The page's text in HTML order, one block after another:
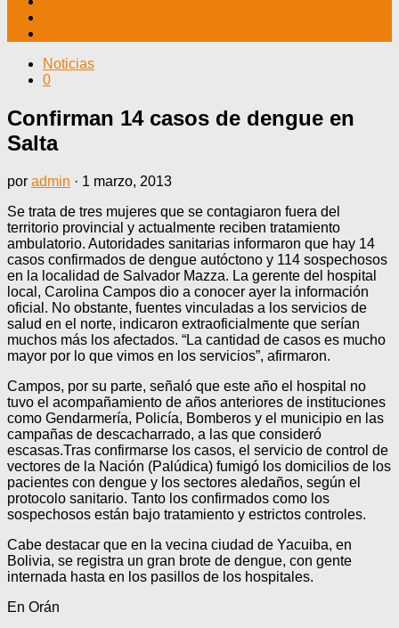
Noticias
0
Confirman 14 casos de dengue en
Salta
por admin · 1 marzo, 2013
Se trata de tres mujeres que se contagiaron fuera del
territorio provincial y actualmente reciben tratamiento
ambulatorio. Autoridades sanitarias informaron que hay 14
casos confirmados de dengue autóctono y 114 sospechosos
en la localidad de Salvador Mazza. La gerente del hospital
local, Carolina Campos dio a conocer ayer la información
oficial. No obstante, fuentes vinculadas a los servicios de
salud en el norte, indicaron extraoficialmente que serían
muchos más los afectados. “La cantidad de casos es mucho
mayor por lo que vimos en los servicios”, afirmaron.
Campos, por su parte, señaló que este año el hospital no
tuvo el acompañamiento de años anteriores de instituciones
como Gendarmería, Policía, Bomberos y el municipio en las
campañas de descacharrado, a las que consideró
escasas.Tras confirmarse los casos, el servicio de control de
vectores de la Nación (Palúdica) fumigó los domicilios de los
pacientes con dengue y los sectores aledaños, según el
protocolo sanitario. Tanto los confirmados como los
sospechosos están bajo tratamiento y estrictos controles.
Cabe destacar que en la vecina ciudad de Yacuiba, en
Bolivia, se registra un gran brote de dengue, con gente
internada hasta en los pasillos de los hospitales.
En Orán